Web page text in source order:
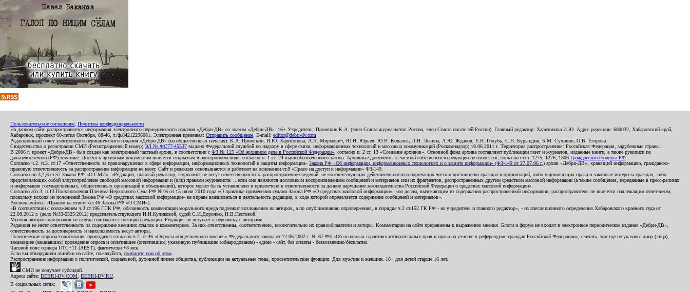
Пользовательское соглашение Политика конфиденциальности
На данном сайте распространяется информация электронного периодического издания «Дебри-ДВ» со знаком «Дебри-ДВ». 16+ Учредитель: Пронякин К.А. (член Союза журналистов России, член Союза писателей России). Главный редактор: Харитонова И.Ю. Адрес редакции: 680032, Хабаровский край,
Хабаровск, проспект 60-летия Октября, 88-46, т./ф.84212296081. Электронная приемная: Отправить сообщение . E-mail: editor@debri-dv.com
Редакционный совет электронного периодического издания «Дебри-ДВ» (на общественных началах): К.А. Пронякин, И.Ю. Харитонова, А.Э. Мирмович, Ю.Н. Юрьев, Ю.В. Ковалев, Л.Н. Левина, А.Ю. Жданов, Е.Н. Голубь, С.Н. Бурындин, Б.М. Сухинин, О.В. Егорова
Свидетельство о регистрации СМИ (Регистрационный номер) ЭЛ № ФС77-45537 выдано Федеральной службой по надзору в сфере связи, информационных технологий и массовых коммуникаций (Роскомнадзор) 16.06.2011 г. Территория распространения: Российская Федерация, зарубежные страны.
В 2006 г. проект «Дебри-ДВ» был создан как электронный частный архив, в соответствии с ФЗ № 125 «Об архивном деле в Российской Федерации» , согласно п. 2 ст. 13 «Создание архивов». Основной фонд архива составляют публикации газет и журналов, изданные книги, а также рукописи по
дальневосточной (РФ) тематике. Доступ к архивным документам является открытым в электронном виде, согласно п. 1 ст. 24 вышеобозначенного закона. Архивные документы к частной собственности редакции не относятся, согласно ст.ст. 1275, 1276, 1306 Гражданского кодекса РФ
Согласно ч.2. п.3. ст.17 «Ответственность за правонарушения в сфере информации, информационных технологий и защиты информации» Закона РФ «Об информации, информационных технологиях и о защите информации» (ФЗ-149 от 27.07.06 г.) архив «Дебри-ДВ», хранящий информацию, гражданско-
правовую ответственность за распространение информации не несет. Сайт и редакция основываются и работают на основании ст.8 «Право на доступ к информации» ФЗ-149.
Согласно пп.3,4,6 ст.57 Закона РФ «О СМИ», «Редакция, главный редактор, журналист не несут ответственности за распространение сведений, не соответствующих действительности и порочащих честь и достоинство граждан и организаций, либо ущемляющих права и законные интересы граждан, либо
представляющих собой злоупотребление свободой массовой информации и (или) правами журналиста: ...если они являются дословным воспроизведением сообщений и материалов или их фрагментов, распространенных другим средством массовой информации (а также сообщения, переданные в пресс-релизах
и информация государственных, общественных организаций и объединений), которое может быть установлено и привлечено к ответственности за данное нарушение законодательства Российской Федерации о средствах массовой информации».
Согласно абз.3, п.13 Постановления Пленума Верховного Суда РФ №16 от 15 июня 2010 года «О практике применения судами Закона РФ «О средствах массовой информации», «по делам, вытекающим из содержания распространенной информации, распространитель не является надлежащим ответчиком,
поскольку исходя из положений Закона РФ «О средствах массовой информации» не вправе вмешиваться в деятельность редакции, в ходе которой определяется содержание сообщений и материалов».
Воспользуйтесь «Правом на ответ» (ст.46 Закона РФ «О СМИ»).
«В соответствии с положением ч.3 ст.196 ГПК РФ, обязанность компенсации морального вреда подлежит возложению на авторов, а по опубликованию опровержения, в порядке ч.2 ст.152 ГК РФ - на учредителя и главного редактор», - из апелляционного определения Хабаровского краевого суда от
22.08.2012 г. (дело №33-5325/2012) председательствующего И.И.Куликовой, судей С.И.Дорожко, Н.В.Пестовой.
Мнения авторов материалов не всегда совпадают с позицией редакции. Редакция не вступает в переписку с авторами.
Редакция не несет ответственность за содержание внешних ссылок и комментариев. За них ответственны, соответственно, исключительно их правообладатели и авторы. Комментарии на сайте приравнены к выражению мнения. Блоги и форум не входят в электронное периодическое издание «Дебри-ДВ»,
ответственность за достоверность и наполняемость несут авторы.
Политические опросы/голосования проводятся согласно ч.2. ст.46 «Опросы общественного мнения» Федерального закона от 12.06.2002 г. № 67-ФЗ «Об основных гарантиях избирательных прав и права на участие в референдуме граждан Российской Федерации»; считать, там где не указано: лицо (лица),
заказавшее (заказавших) проведение опроса и оплатившее (оплативших) указанную публикацию (обнародование) - едино - сайт, без оплаты - безвозмездно/бесплатно.
Часовой пояс сервера UTC+11 (AEST), фактически +8 мск.
Если вы обнаружили ошибки на сайте, пожалуйста, сообщите нам об этом
Распространение информации о политической, социальной, духовной жизни общества, публикации на актуальные темы, просветительские функции. Для мужчин и женщин. 16+ для детей старше 16 лет.
СМИ не получает субсидий.
Адреса сайта: DEBRI-DV.COM DEBRI-DV.RU
В социальных сетях: